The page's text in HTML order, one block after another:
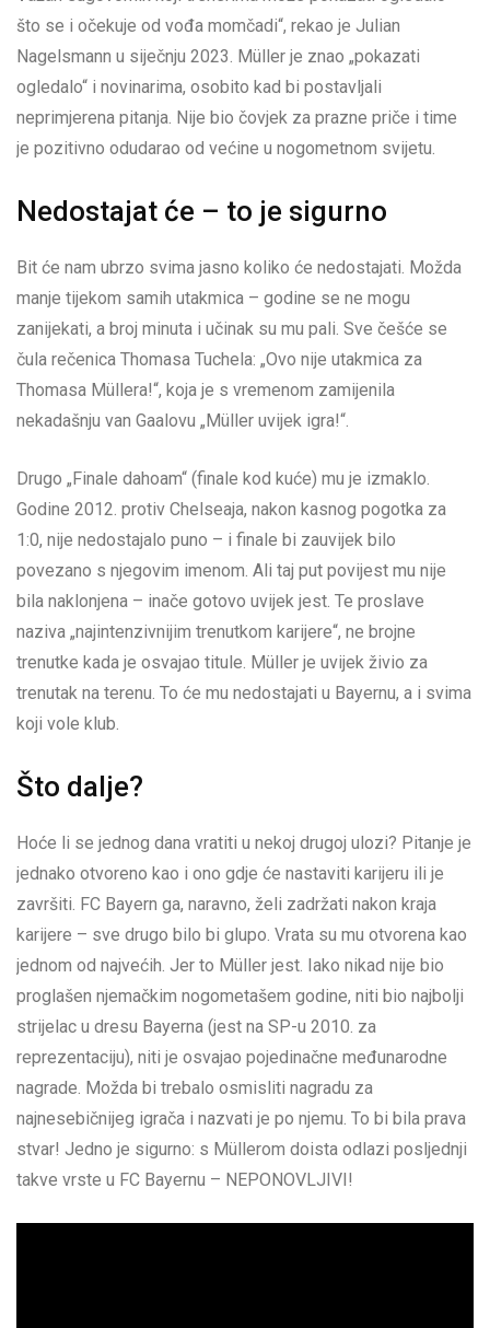
što se i očekuje od vođa momčadi“, rekao je Julian
Nagelsmann u siječnju 2023. Müller je znao „pokazati
ogledalo“ i novinarima, osobito kad bi postavljali
neprimjerena pitanja. Nije bio čovjek za prazne priče i time
je pozitivno odudarao od većine u nogometnom svijetu.
Nedostajat će – to je sigurno
Bit će nam ubrzo svima jasno koliko će nedostajati. Možda
manje tijekom samih utakmica – godine se ne mogu
zanijekati, a broj minuta i učinak su mu pali. Sve češće se
čula rečenica Thomasa Tuchela: „Ovo nije utakmica za
Thomasa Müllera!“, koja je s vremenom zamijenila
nekadašnju van Gaalovu „Müller uvijek igra!“.
Drugo „Finale dahoam“ (finale kod kuće) mu je izmaklo.
Godine 2012. protiv Chelseaja, nakon kasnog pogotka za
1:0, nije nedostajalo puno – i finale bi zauvijek bilo
povezano s njegovim imenom. Ali taj put povijest mu nije
bila naklonjena – inače gotovo uvijek jest. Te proslave
naziva „najintenzivnijim trenutkom karijere“, ne brojne
trenutke kada je osvajao titule. Müller je uvijek živio za
trenutak na terenu. To će mu nedostajati u Bayernu, a i svima
koji vole klub.
Što dalje?
Hoće li se jednog dana vratiti u nekoj drugoj ulozi? Pitanje je
jednako otvoreno kao i ono gdje će nastaviti karijeru ili je
završiti. FC Bayern ga, naravno, želi zadržati nakon kraja
karijere – sve drugo bilo bi glupo. Vrata su mu otvorena kao
jednom od najvećih. Jer to Müller jest. Iako nikad nije bio
proglašen njemačkim nogometašem godine, niti bio najbolji
strijelac u dresu Bayerna (jest na SP-u 2010. za
reprezentaciju), niti je osvajao pojedinačne međunarodne
nagrade. Možda bi trebalo osmisliti nagradu za
najnesebičnijeg igrača i nazvati je po njemu. To bi bila prava
stvar! Jedno je sigurno: s Müllerom doista odlazi posljednji
takve vrste u FC Bayernu – NEPONOVLJIVI!